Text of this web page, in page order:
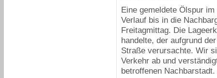
Eine gemeldete Ölspur
Verlauf bis in die
Freitagmittag. Die
handelte, der aufgrund
Straße verursachte. Wir
Verkehr ab und
betroffenen Nachbarstadt.